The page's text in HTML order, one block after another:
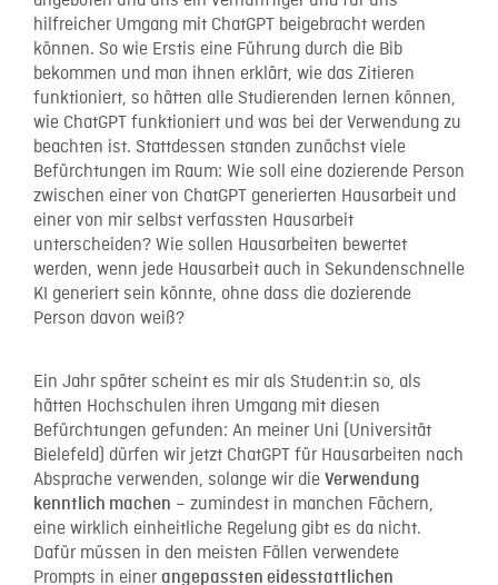
hilfreicher Umgang mit ChatGPT beigebracht werden
können. So wie Erstis eine Führung durch die Bib
bekommen und man ihnen erklärt, wie das Zitieren
funktioniert, so hätten alle Studierenden lernen können,
wie ChatGPT funktioniert und was bei der Verwendung zu
beachten ist. Stattdessen standen zunächst viele
Befürchtungen im Raum: Wie soll eine dozierende Person
zwischen einer von ChatGPT generierten Hausarbeit und
einer von mir selbst verfassten Hausarbeit
unterscheiden? Wie sollen Hausarbeiten bewertet
werden, wenn jede Hausarbeit auch in Sekundenschnelle
KI generiert sein könnte, ohne dass die dozierende
Person davon weiß?
Ein Jahr später scheint es mir als Student:in so, als
hätten Hochschulen ihren Umgang mit diesen
Befürchtungen gefunden: An meiner Uni (Universität
Bielefeld) dürfen wir jetzt ChatGPT für Hausarbeiten nach
Absprache verwenden, solange wir die Verwendung
kenntlich machen – zumindest in manchen Fächern,
eine wirklich einheitliche Regelung gibt es da nicht.
Dafür müssen in den meisten Fällen verwendete
Prompts in einer angepassten eidesstattlichen